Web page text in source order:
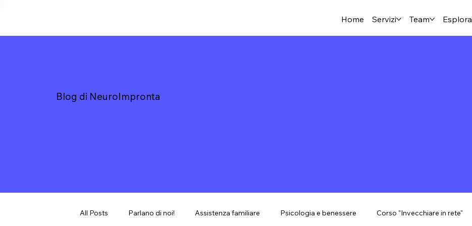
Home Servizi Team Esplora
Blog di NeuroImpronta
All Posts Parlano di noi! Assistenza familiare Psicologia e benessere Corso "Invecchiare in rete"